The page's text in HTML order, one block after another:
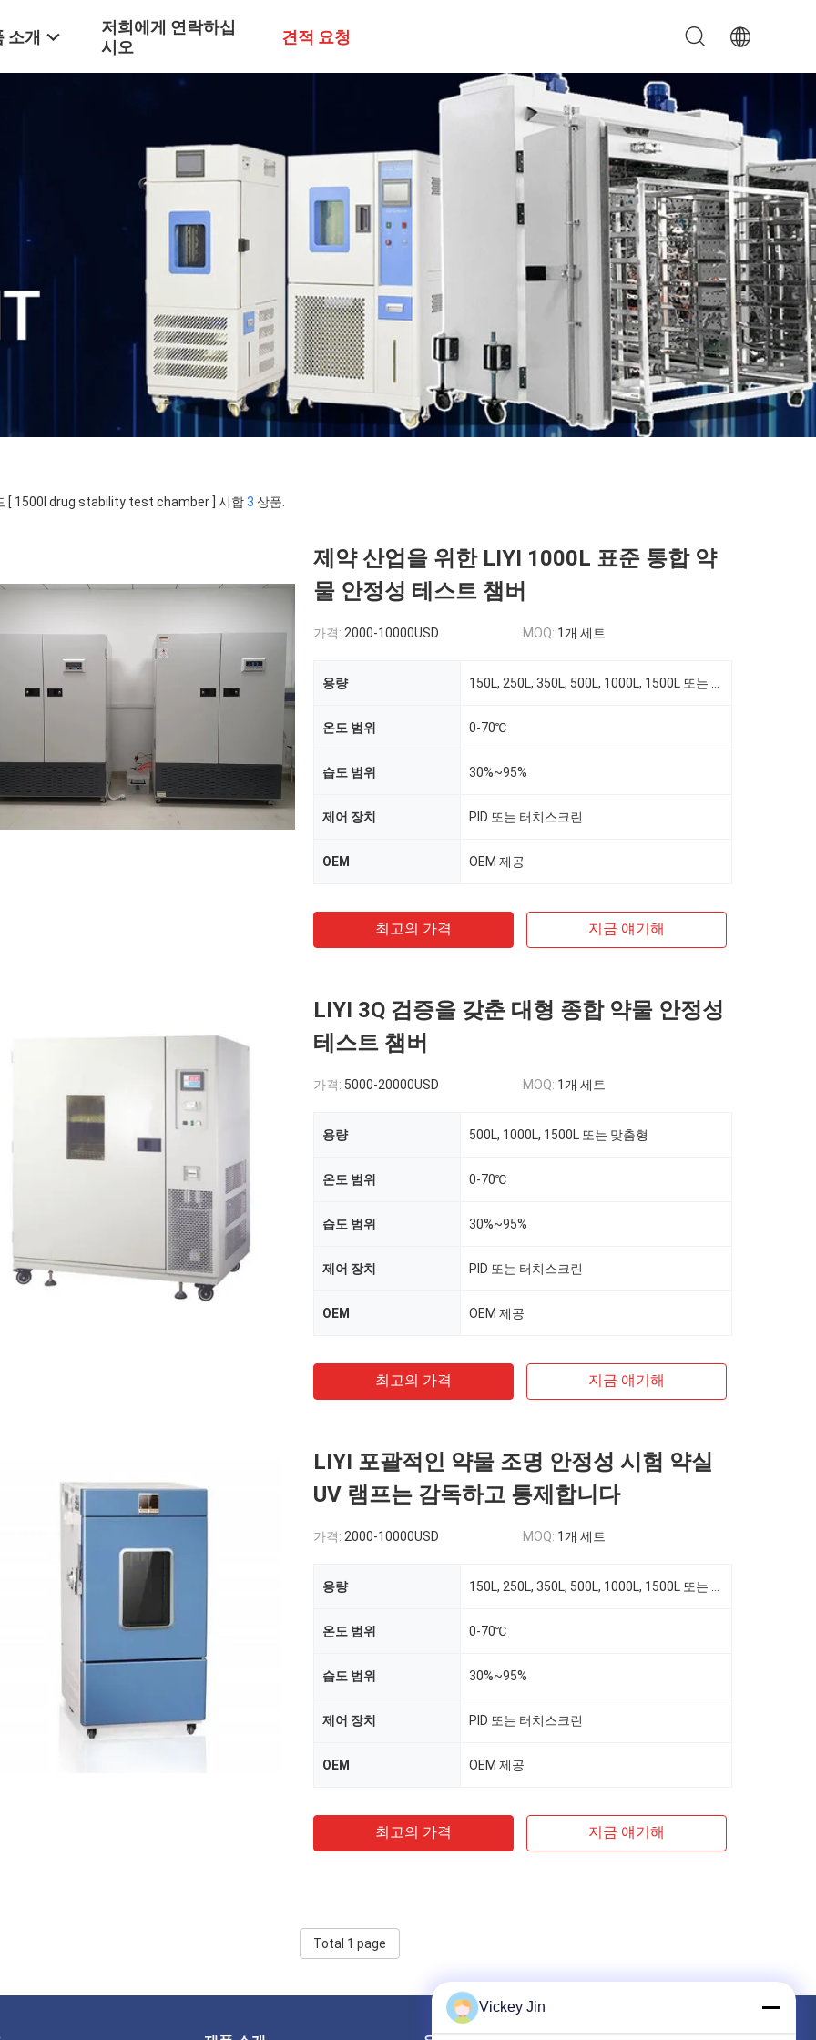
소개
저희에게 연락하십
시오
견적 요청
[ 1500l drug stability test chamber ] 시합3 상품.
제약 산업을 위한 LIYI 1000L 표준 통합 약
물 안정성 테스트 챔버
가격: 2000-10000USD MOQ: 1개 세트
용량
온도 범위 0-70℃
습도 범위 30%~95%
제어 장치 PID 또는 터치스크린
OEM OEM 제공
최고의 가격 지금 얘기해
LIYI 3Q 검증을 갖춘 대형 종합 약물 안정성
테스트 챔버
가격: 5000-20000USD MOQ: 1개 세트
용량 500L, 1000L, 1500L 또는 맞춤형
온도 범위 0-70℃
습도 범위 30%~95%
제어 장치 PID 또는 터치스크린
OEM OEM 제공
최고의 가격 지금 얘기해
LIYI 포괄적인 약물 조명 안정성 시험 약실
UV 램프는 감독하고 통제합니다
가격: 2000-10000USD MOQ: 1개 세트
용량
온도 범위 0-70℃
습도 범위 30%~95%
제어 장치 PID 또는 터치스크린
OEM OEM 제공
최고의 가격 지금 얘기해
Total 1 page
Vickey Jin